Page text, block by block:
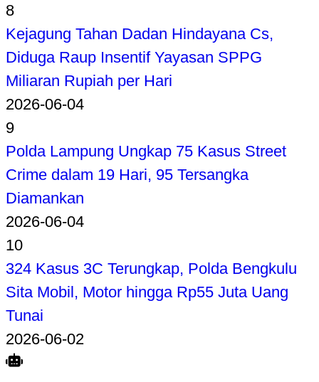
8
Kejagung Tahan Dadan Hindayana Cs,
Diduga Raup Insentif Yayasan SPPG
Miliaran Rupiah per Hari
2026-06-04
9
Polda Lampung Ungkap 75 Kasus Street
Crime dalam 19 Hari, 95 Tersangka
Diamankan
2026-06-04
10
324 Kasus 3C Terungkap, Polda Bengkulu
Sita Mobil, Motor hingga Rp55 Juta Uang
Tunai
2026-06-02